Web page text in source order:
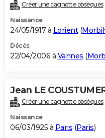
Créer une cagnotte obsèques
Naissance
24/05/1917 à Lorient(
Décès
22/04/2006 à Vannes (
Jean LE
Créer une cagnotte obsèques
Naissance
06/03/1925 à Paris (Paris)